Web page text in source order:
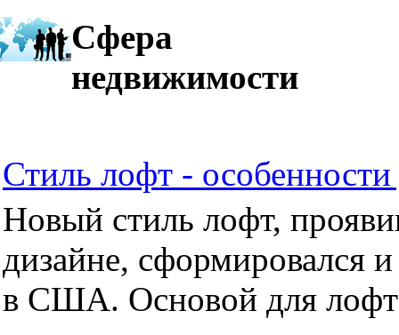
Сфера
недвижимости
Стиль лофт -
Новый стиль лофт,
дизайне, сформировался
в США. Основой для